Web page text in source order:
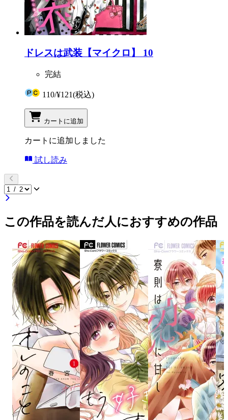
ドレスは武装【マイクロ】 10
完結
110/¥121(税込)
カートに追加
カートに追加しました
試し読み
この作品を読んだ人におすすめの作品